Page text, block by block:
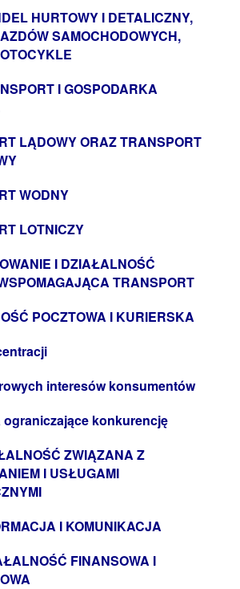
HURTOWY I DETALICZNY,
SAMOCHODOWYCH,
I GOSPODARKA
LĄDOWY ORAZ TRANSPORT
WODNY
LOTNICZY
I DZIAŁALNOŚĆ
TRANSPORT
POCZTOWA I KURIERSKA
interesów konsumentów
ograniczające konkurencję
ZWIĄZANA Z
I USŁUGAMI
I KOMUNIKACJA
FINANSOWA I